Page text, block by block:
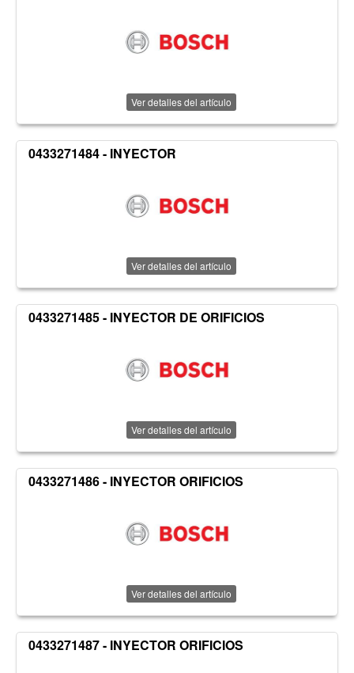
Ver detalles del artículo
0433271484 - INYECTOR
Ver detalles del artículo
0433271485 - INYECTOR DE ORIFICIOS
Ver detalles del artículo
0433271486 - INYECTOR ORIFICIOS
Ver detalles del artículo
0433271487 - INYECTOR ORIFICIOS